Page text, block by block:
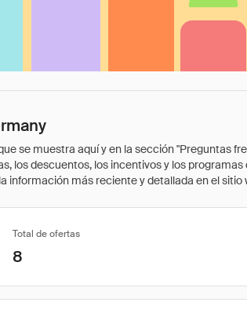
se muestra aquí y en la sección "Preguntas
los descuentos, los incentivos y los
información más reciente y detallada en el sitio
Total de ofertas
8